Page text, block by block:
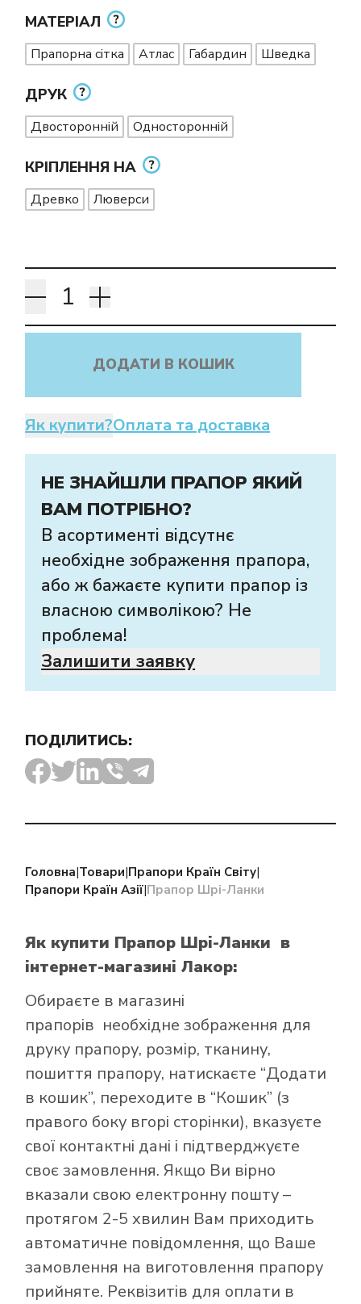
МАТЕРІАЛ
Прапорна сітка Атлас Габардин Шведка
ДРУК
Двосторонній Односторонній
КРІПЛЕННЯ НА
Древко Люверси
ДОДАТИ В КОШИК
Як купити?Оплата та доставка
НЕ ЗНАЙШЛИ ПРАПОР ЯКИЙ
ВАМ ПОТРІБНО?
В асортименті відсутнє
необхідне зображення прапора,
або ж бажаєте купити прапор із
власною символікою? Не
проблема!
Залишити заявку
ПОДІЛИТИСЬ:
Головна|Товари|Прапори Країн Світу|
Прапори Країн Азії|Прапор Шрі-Ланки
Як купити Прапор Шрі-Ланки в
інтернет-магазині Лакор:
Обираєте в магазині
прапорів необхідне зображення для
друку прапору, розмір, тканину,
пошиття прапору, натискаєте “Додати
в кошик”, переходите в “Кошик” (з
правого боку вгорі сторінки), вказуєте
свої контактні дані і підтверджуєте
своє замовлення. Якщо Ви вірно
вказали свою електронну пошту –
протягом 2-5 хвилин Вам приходить
автоматичне повідомлення, що Ваше
замовлення на виготовлення прапору
прийняте. Реквізитів для оплати в